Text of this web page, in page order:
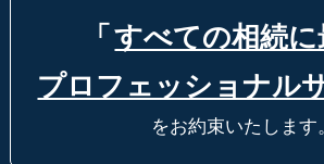
「 すべての相続に
プロフェッショナル
をお約束いたします